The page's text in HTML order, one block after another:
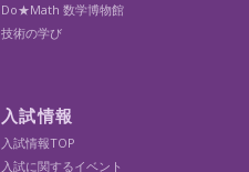
Do★Math 数学博物館
技術の学び
入試情報
入試情報TOP
入試に関するイベント